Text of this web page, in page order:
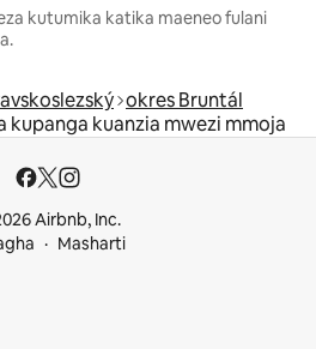
kutumika katika maeneo fulani
okres Bruntál
kupanga kuanzia mwezi mmoja
Airbnb, Inc.
Masharti